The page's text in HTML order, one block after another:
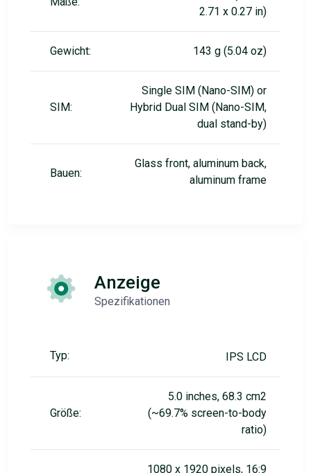
2.71 x 0.27 in)
Gewicht: 143 g (5.04 oz)
SIM:
Single SIM (Nano-SIM) or
Hybrid Dual SIM (Nano-SIM,
dual stand-by)
Bauen:
Glass front, aluminum back,
aluminum frame
Anzeige
Spezifikationen
Typ: IPS LCD
Größe:
5.0 inches, 68.3 cm2
(~69.7% screen-to-body
ratio)
1080 x 1920 pixels, 16:9